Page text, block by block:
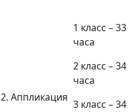
2. Аппликация
1 класс – 33
часа
2 класс – 34
часа
3 класс – 34